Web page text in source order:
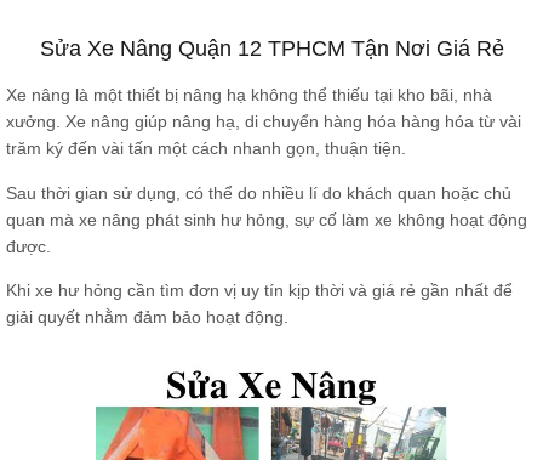
Sửa Xe Nâng Quận 12 TPHCM Tận Nơi Giá Rẻ
Xe nâng là một thiết bị nâng hạ không thể thiếu tại kho bãi, nhà
xưởng. Xe nâng giúp nâng hạ, di chuyển hàng hóa hàng hóa từ vài
trăm ký đến vài tấn một cách nhanh gọn, thuận tiện.
Sau thời gian sử dụng, có thể do nhiều lí do khách quan hoặc chủ
quan mà xe nâng phát sinh hư hỏng, sự cố làm xe không hoạt động
được.
Khi xe hư hỏng cần tìm đơn vị uy tín kịp thời và giá rẻ gần nhất để
giải quyết nhằm đảm bảo hoạt động.